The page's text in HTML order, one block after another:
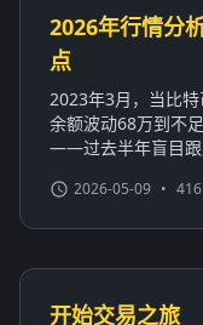
2026年行情分
点
2023年3月，当比
余额波动68万到不
——过去半年盲目跟
2026-05-09 •
开始交易之旅